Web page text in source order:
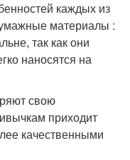
каждых из
материалы :
так как они
наносятся на
свою
приходит
качественными